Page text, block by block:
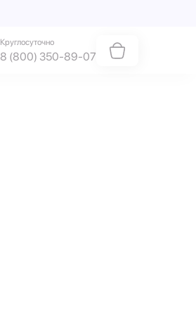
Круглосуточно
8 (800) 350-89-07